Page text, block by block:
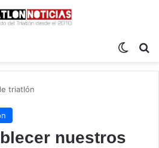
triatlón
nuestros